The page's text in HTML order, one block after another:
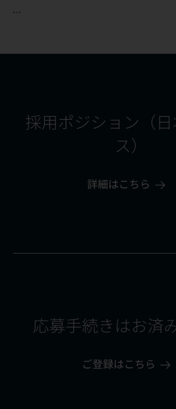
...
採用ポジション（日
ス）
詳細はこちら
応募手続きはお済
ご登録はこちら